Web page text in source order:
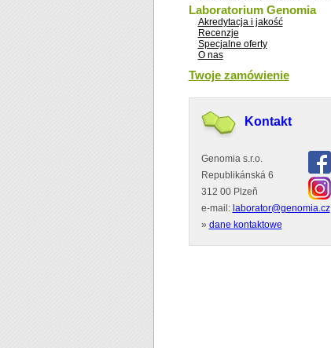
Laboratorium Genomia
Akredytacja i jakość
Recenzje
Specjalne oferty
O nas
Twoje zamówienie
Kontakt
Genomia s.r.o.
Republikánská 6
312 00 Plzeň
e-mail: laborator@genomia.cz
» dane kontaktowe